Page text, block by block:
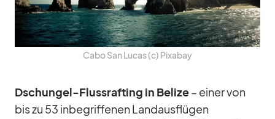
Cabo San Lu­cas (c) Pix­a­bay
Dschun­gel-Fluss­raf­ting in Be­lize– ei­ner von
bis zu 53 in­be­grif­fe­nen Land­aus­flü­gen